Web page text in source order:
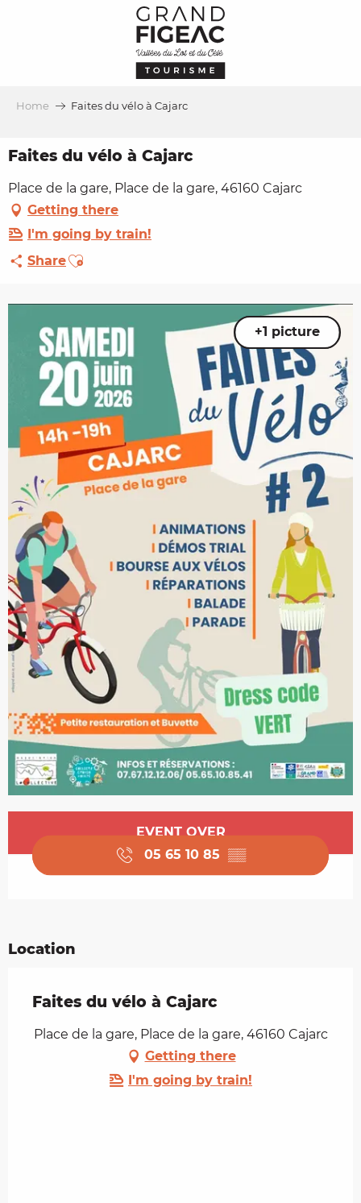
Home Faites du vélo à Cajarc
Faites du vélo à Cajarc
Place de la gare, Place de la gare, 46160 Cajarc
Getting there
I'm going by train!
ShareAjouter aux favoris
+1 picture
Opening hours & contact details
EVENT OVER
05 65 10 85 ▒▒
Location
Faites du vélo à Cajarc
Place de la gare, Place de la gare, 46160 Cajarc
Getting there
I'm going by train!